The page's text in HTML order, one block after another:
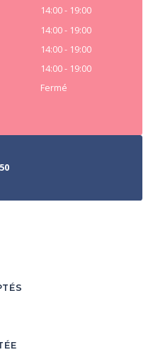
14:00 - 19:00
14:00 - 19:00
14:00 - 19:00
14:00 - 19:00
Fermé